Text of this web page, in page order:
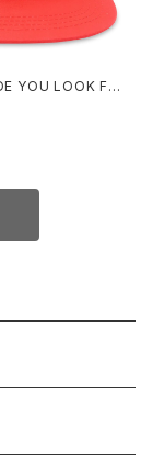
YOU LOOK FU
hat